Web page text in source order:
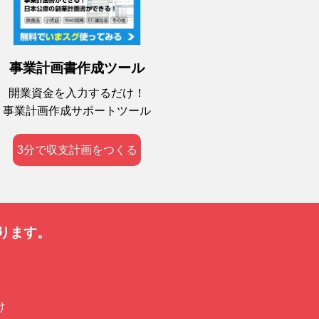
事業計画書作成ツール
開業資金を入力するだけ！
事業計画作成サポートツール
3分で収支計画をつくる
ます。